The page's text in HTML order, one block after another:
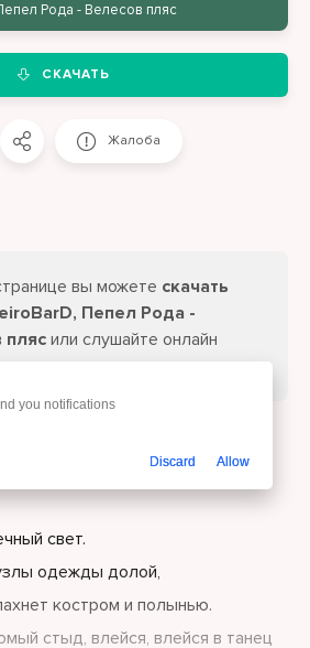
Рода - Велесов пляс
СКАЧАТЬ
Жалоба
вы можете скачать
Пепел Рода -
плясили слушайте онлайн
свет.
одежды долой,
костром и полынью.
стыд, влейся, влейся в танец
you notifications
Discard Allow